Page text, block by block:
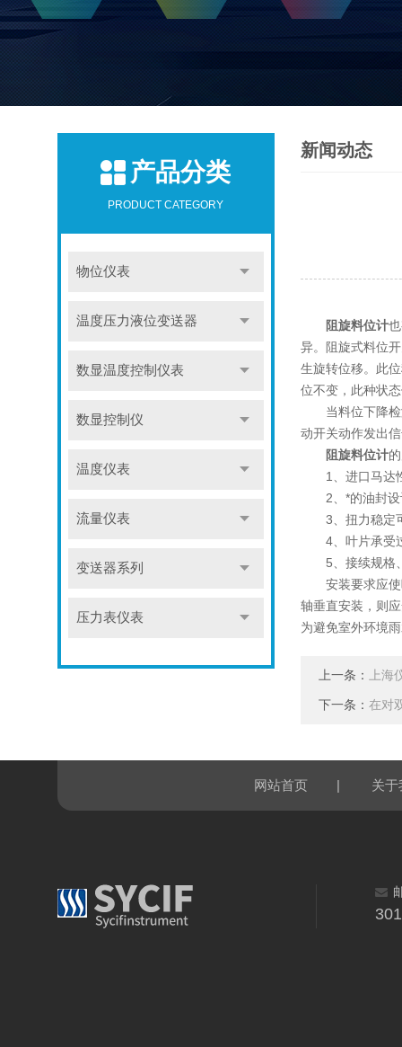
产品分类
PRODUCT CATEGORY
物位仪表
温度压力液位变送器
数显温度控制仪表
数显控制仪
温度仪表
流量仪表
变送器系列
压力表仪表
新闻动态
阻旋料位计
异。阻旋式料位
生旋转位移。此
位不变，此种状
当料位下降检测
动开关动作发出
阻旋料位计
1、进口马达性
2、*的油封设
3、扭力稳定可
4、叶片承受过
5、接续规格、
安装要求应使叶
轴垂直安装，则
为避免室外环境
上一条： 上海
下一条： 在对
网站首页 | 关于